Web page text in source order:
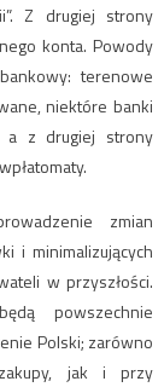
Z drugiej strony
konta. Powody
terenowe
niektóre banki
a z drugiej strony
zmian
i minimalizujących
w przyszłości.
powszechnie
Polski; zarówno
jak i przy